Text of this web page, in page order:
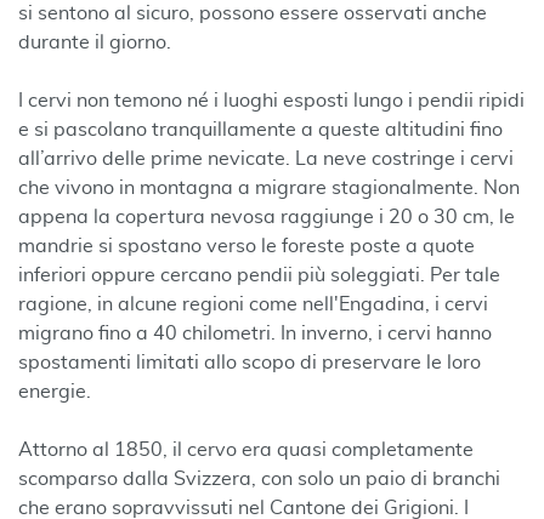
si sentono al sicuro, possono essere osservati anche
durante il giorno.
I cervi non temono né i luoghi esposti lungo i pendii ripidi
e si pascolano tranquillamente a queste altitudini fino
all’arrivo delle prime nevicate. La neve costringe i cervi
che vivono in montagna a migrare stagionalmente. Non
appena la copertura nevosa raggiunge i 20 o 30 cm, le
mandrie si spostano verso le foreste poste a quote
inferiori oppure cercano pendii più soleggiati. Per tale
ragione, in alcune regioni come nell'Engadina, i cervi
migrano fino a 40 chilometri. In inverno, i cervi hanno
spostamenti limitati allo scopo di preservare le loro
energie.
Attorno al 1850, il cervo era quasi completamente
scomparso dalla Svizzera, con solo un paio di branchi
che erano sopravvissuti nel Cantone dei Grigioni. I